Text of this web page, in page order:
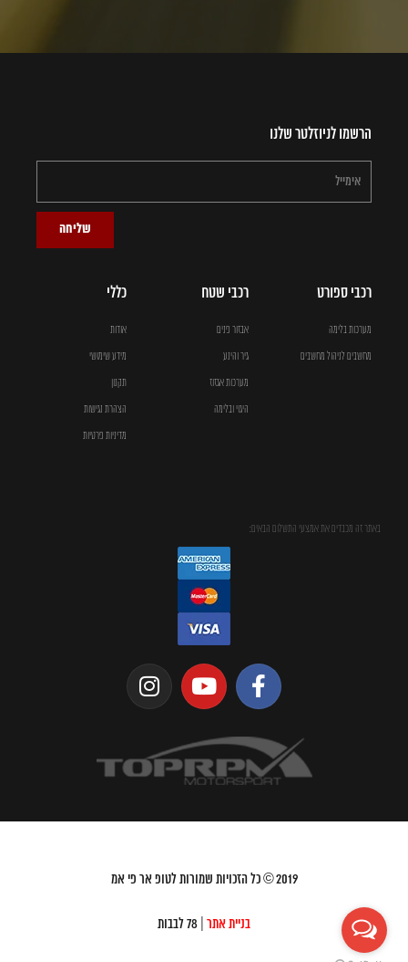
הרשמו לניוזלטר שלנו
שליחה
רכבי ספורט
מערכות בלימה
מחשבים לניהול מחשבים
רכבי שטח
אבזור פנים
גיר והינע
מערכות אגזוז
היגוי ובלימה
כללי
אודות
מידע שימושי
תקנון
הצהרת נגישות
מדיניות פרטיות
באתר זה מכבדים את אמצעי התשלום הבאים:
2019© כל הזכויות שמורות לטופ אר פי אמ
בניית אתר